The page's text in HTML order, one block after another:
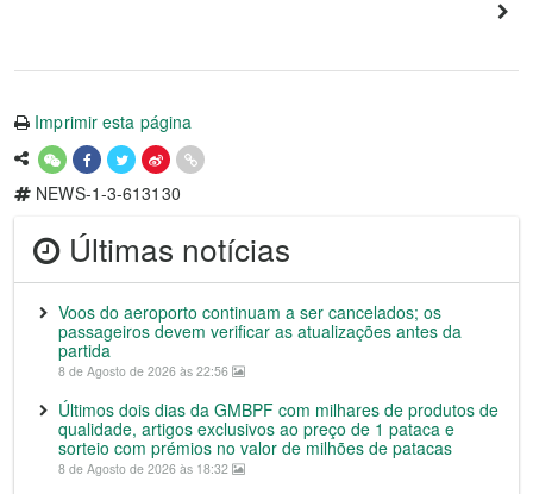
Imprimir esta página
NEWS-1-3-613130
Últimas notícias
Voos do aeroporto continuam a ser cancelados; os
passageiros devem verificar as atualizações antes da
partida
8 de Agosto de 2026 às 22:56
Últimos dois dias da GMBPF com milhares de produtos de
qualidade, artigos exclusivos ao preço de 1 pataca e
sorteio com prémios no valor de milhões de patacas
8 de Agosto de 2026 às 18:32